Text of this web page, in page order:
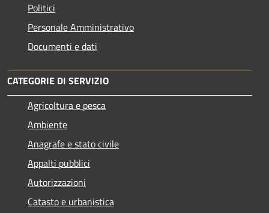
Politici
Personale Amministrativo
Documenti e dati
CATEGORIE DI SERVIZIO
Agricoltura e pesca
Ambiente
Anagrafe e stato civile
Appalti pubblici
Autorizzazioni
Catasto e urbanistica